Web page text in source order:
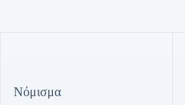
Νόμισμα